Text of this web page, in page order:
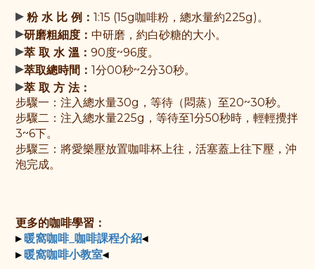
▸ 粉 水 比 例： 1:15 (15g咖啡粉，總水量約225g)。
▸研磨粗細度： 中研磨，約白砂糖的大小。
▸萃 取 水 溫： 90度~96度。
▸萃取總時間： 1分00秒~2分30秒。
▸萃 取 方 法：
步驟一： 注入總水量30g，等待（悶蒸）至20~30秒。
步驟二： 注入總水量225g， 等待至1分50秒時，輕輕攪拌
3~6下。
步驟三： 將愛樂壓放置咖啡杯上往，活塞蓋上往下壓，沖
泡完成。
更多的咖啡學習：
▸ 暖窩咖啡_咖啡課程介紹◂
▸ 暖窩咖啡小教室◂